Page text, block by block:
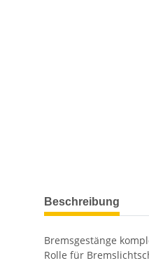
weitere Registerkarten
Beschreibung
Bremsgestänge
Rolle für